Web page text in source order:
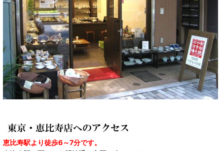
恵比寿駅より徒歩6～7分です。